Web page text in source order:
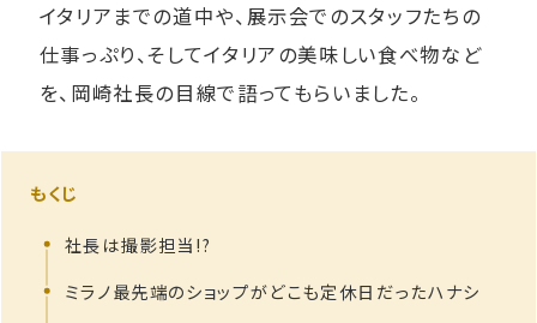
イタリアまでの道中や、展示会でのスタッフたちの
仕事っぷり、そしてイタリアの美味しい食べ物など
を、岡崎社長の目線で語ってもらいました。
もくじ
社長は​撮影担当!?
ミラノ最先端の​ショップが​どこも​定休日だった​ハナシ